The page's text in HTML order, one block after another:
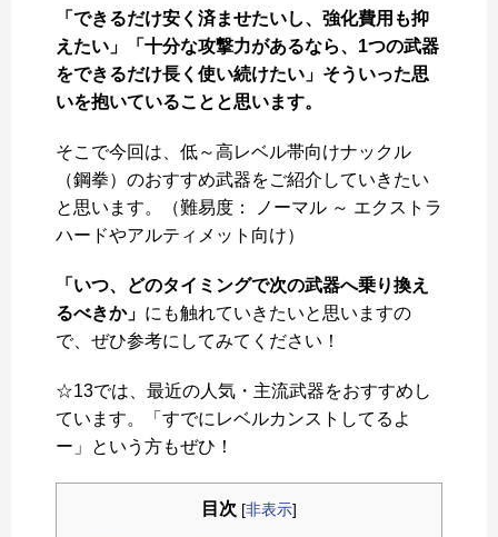
「できるだけ安く済ませたいし、強化費用も抑
えたい」「十分な攻撃力があるなら、1つの武器
をできるだけ長く使い続けたい」そういった思
いを抱いていることと思います。
そこで今回は、低～高レベル帯向けナックル
（鋼拳）のおすすめ武器をご紹介していきたい
と思います。（難易度： ノーマル ～ エクストラ
ハードやアルティメット向け）
「いつ、どのタイミングで次の武器へ乗り換え
るべきか」 にも触れていきたいと思いますの
で、ぜひ参考にしてみてください！
☆13では、最近の人気・主流武器をおすすめし
ています。「すでにレベルカンストしてるよ
ー」という方もぜひ！
目次 [非表示]